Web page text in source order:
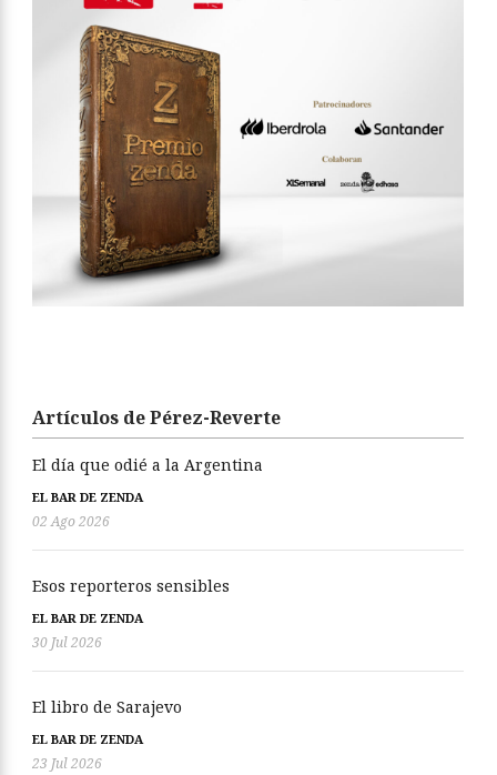
Artículos de Pérez-Reverte
El día que odié a la Argentina
EL BAR DE ZENDA
02 Ago 2026
Esos reporteros sensibles
EL BAR DE ZENDA
30 Jul 2026
El libro de Sarajevo
EL BAR DE ZENDA
23 Jul 2026